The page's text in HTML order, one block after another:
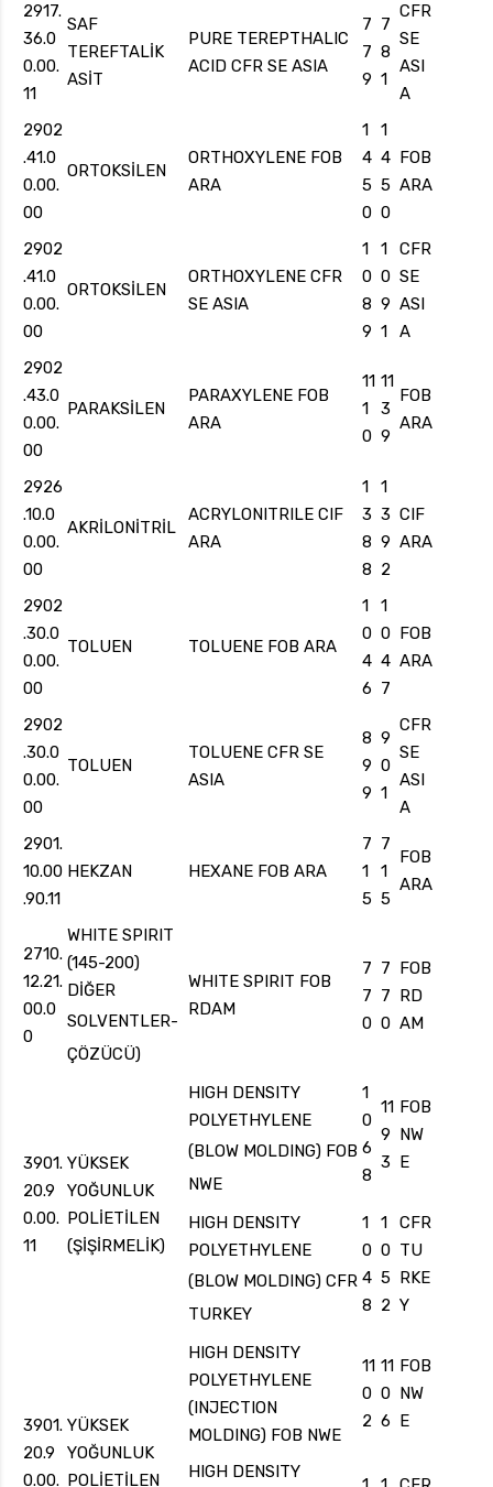
2917.
36.0
0.00.
11
SAF
TEREFTALİK
ASİT
PURE TEREPTHALIC
ACID CFR SE ASIA
7
7
9
7
8
1
CFR
SE
ASI
A
2902
.41.0
0.00.
00
ORTOKSİLEN
ORTHOXYLENE FOB
ARA
1
4
5
0
1
4
5
0
FOB
ARA
2902
.41.0
0.00.
00
ORTOKSİLEN
ORTHOXYLENE CFR
SE ASIA
1
0
8
9
1
0
9
1
CFR
SE
ASI
A
2902
.43.0
0.00.
00
PARAKSİLEN
PARAXYLENE FOB
ARA
11
1
0
11
3
9
FOB
ARA
2926
.10.0
0.00.
00
AKRİLONİTRİL
ACRYLONITRILE CIF
ARA
1
3
8
8
1
3
9
2
CIF
ARA
2902
.30.0
0.00.
00
TOLUEN TOLUENE FOB ARA
1
0
4
6
1
0
4
7
FOB
ARA
2902
.30.0
0.00.
00
TOLUEN
TOLUENE CFR SE
ASIA
8
9
9
9
0
1
CFR
SE
ASI
A
2901.
10.00
.90.11
HEKZAN HEXANE FOB ARA
7
1
5
7
1
5
FOB
ARA
2710.
12.21.
00.0
0
WHITE SPIRIT
(145-200)
DİĞER
SOLVENTLER-
ÇÖZÜCÜ)
WHITE SPIRIT FOB
RDAM
7
7
0
7
7
0
FOB
RD
AM
3901.
20.9
0.00.
11
YÜKSEK
YOĞUNLUK
POLİETİLEN
(ŞİŞİRMELİK)
HIGH DENSITY
POLYETHYLENE
(BLOW MOLDING) FOB
NWE
1
0
6
8
11
9
3
FOB
NW
E
1
0
4
8
1
0
5
2
CFR
TU
RKE
Y
HIGH DENSITY
POLYETHYLENE
(BLOW MOLDING) CFR
TURKEY
3901.
20.9
0.00.
YÜKSEK
YOĞUNLUK
POLİETİLEN
HIGH DENSITY
POLYETHYLENE
(INJECTION
MOLDING) FOB NWE
11
0
2
11
0
6
FOB
NW
E
HIGH DENSITY